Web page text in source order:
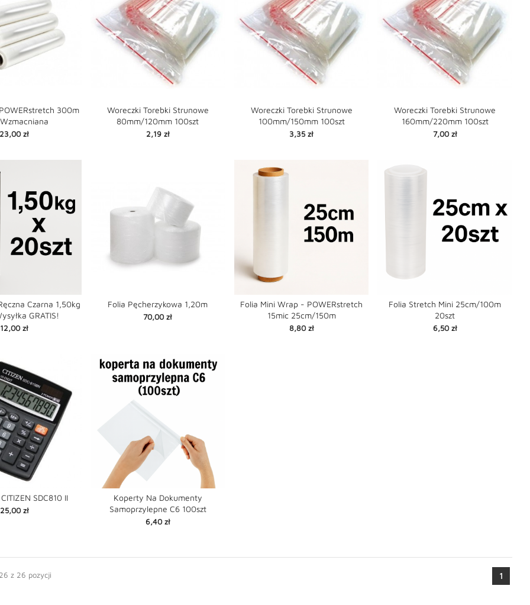
300m
Cena
23,00 zł
Woreczki Torebki Strunowe
80mm/120mm 100szt
Cena
2,19 zł
Woreczki Torebki Strunowe
100mm/150mm 100szt
Cena
3,35 zł
Woreczki Torebki Strunowe
160mm/220mm 100szt
Cena
7,00 zł
Czarna 1,50kg
GRATIS!
Cena
12,00 zł
Folia Pęcherzykowa 1,20m
Cena
70,00 zł
Folia Mini Wrap - POWERstretch
15mic 25cm/150m
Cena
8,80 zł
Folia Stretch Mini 25cm/100m
20szt
Cena
6,50 zł
SDC810 II
Cena
25,00 zł
Koperty Na Dokumenty
Samoprzylepne C6 100szt
Cena
6,40 zł
z 26 pozycji 1